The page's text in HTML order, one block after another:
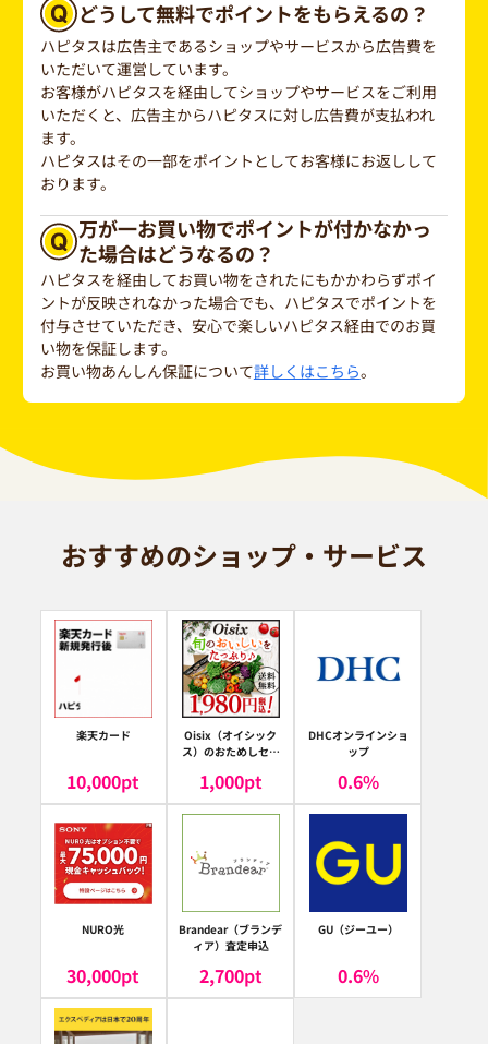
どうして無料でポイントをもらえるの？
ハピタスは広告主であるショップやサービスから広告費を
いただいて運営しています。
お客様がハピタスを経由してショップやサービスをご利用
いただくと、広告主からハピタスに対し広告費が支払われ
ます。
ハピタスはその一部をポイントとしてお客様にお返しして
おります。
万が一お買い物でポイントが付かなかっ
た場合はどうなるの？
ハピタスを経由してお買い物をされたにもかかわらずポイ
ントが反映されなかった場合でも、ハピタスでポイントを
付与させていただき、安心で楽しいハピタス経由でのお買
い物を保証します。
お買い物あんしん保証について詳しくはこちら。
おすすめのショップ・サービス
楽天カード
10,000pt
Oisix（オイシック
ス）のおためしセッ
1,000pt
DHCオンラインショ
ップ
0.6%
NURO光
30,000pt
Brandear（ブランデ
ィア）査定申込
2,700pt
GU（ジーユー）
0.6%